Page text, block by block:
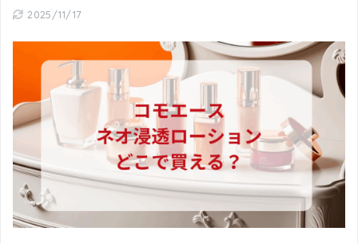
2025/11/17